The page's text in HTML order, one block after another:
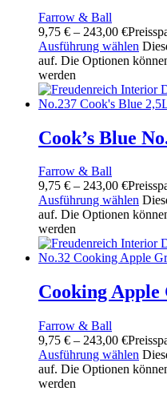
Farrow & Ball
9,75 € – 243,00 €
Ausführung wählen
auf. Die Optionen
werden
Cook’s Blue
Farrow & Ball
9,75 € – 243,00 €
Ausführung wählen
auf. Die Optionen
werden
Cooking Apple
Farrow & Ball
9,75 € – 243,00 €
Ausführung wählen
auf. Die Optionen
werden